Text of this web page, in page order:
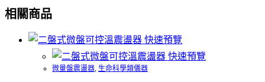
相關商品
快速預覽
快速預覽
微量盤震盪器, 生命科學類儀器